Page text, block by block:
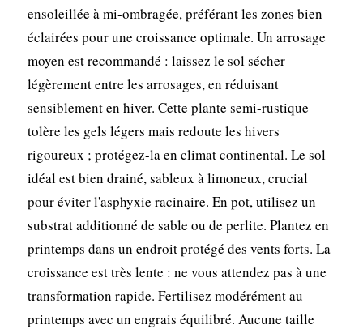
ensoleillée à mi-ombragée, préférant les zones bien
éclairées pour une croissance optimale. Un arrosage
moyen est recommandé : laissez le sol sécher
légèrement entre les arrosages, en réduisant
sensiblement en hiver. Cette plante semi-rustique
tolère les gels légers mais redoute les hivers
rigoureux ; protégez-la en climat continental. Le sol
idéal est bien drainé, sableux à limoneux, crucial
pour éviter l'asphyxie racinaire. En pot, utilisez un
substrat additionné de sable ou de perlite. Plantez en
printemps dans un endroit protégé des vents forts. La
croissance est très lente : ne vous attendez pas à une
transformation rapide. Fertilisez modérément au
printemps avec un engrais équilibré. Aucune taille